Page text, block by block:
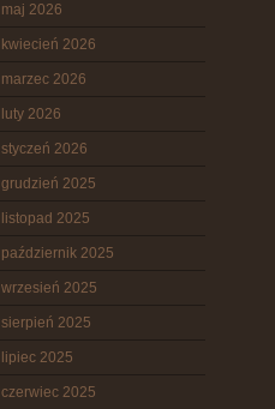
maj 2026
kwiecień 2026
marzec 2026
luty 2026
styczeń 2026
grudzień 2025
listopad 2025
październik 2025
wrzesień 2025
sierpień 2025
lipiec 2025
czerwiec 2025